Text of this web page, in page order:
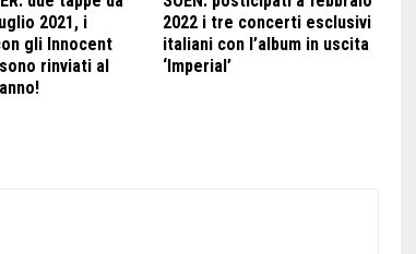
2021, i
gli Innocent
rinviati al
2022 i tre concerti esclusivi
italiani con l’album in uscita
‘Imperial’